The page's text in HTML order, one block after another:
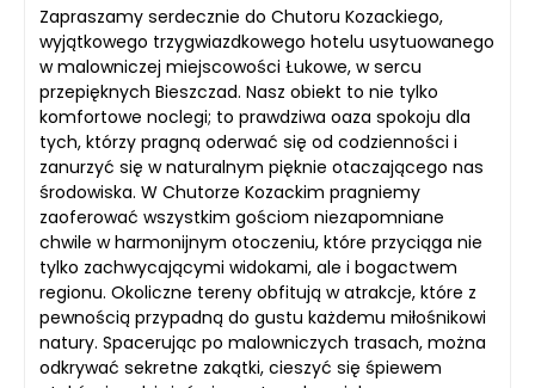
Zapraszamy serdecznie do Chutoru Kozackiego,
wyjątkowego trzygwiazdkowego hotelu usytuowanego
w malowniczej miejscowości Łukowe, w sercu
przepięknych Bieszczad. Nasz obiekt to nie tylko
komfortowe noclegi; to prawdziwa oaza spokoju dla
tych, którzy pragną oderwać się od codzienności i
zanurzyć się w naturalnym pięknie otaczającego nas
środowiska. W Chutorze Kozackim pragniemy
zaoferować wszystkim gościom niezapomniane
chwile w harmonijnym otoczeniu, które przyciąga nie
tylko zachwycającymi widokami, ale i bogactwem
regionu. Okoliczne tereny obfitują w atrakcje, które z
pewnością przypadną do gustu każdemu miłośnikowi
natury. Spacerując po malowniczych trasach, można
odkrywać sekretne zakątki, cieszyć się śpiewem